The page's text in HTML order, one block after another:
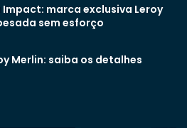
marca exclusiva Leroy
sem esforço
Merlin: saiba os detalhes